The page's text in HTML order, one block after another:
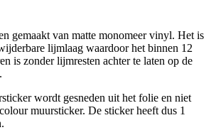
gemaakt van matte monomeer vinyl. Het is
lijmlaag waardoor het binnen 12
is zonder lijmresten achter te laten op de
wordt gesneden uit het folie en niet
muursticker. De sticker heeft dus 1